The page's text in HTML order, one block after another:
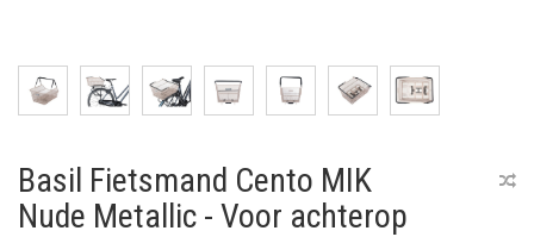
Basil Fietsmand Cento MIK
Nude Metallic - Voor achterop